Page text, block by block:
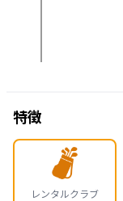
特徴
レンタルクラブ